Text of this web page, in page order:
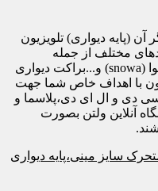
آن (پایه دیواری) تلویزیون
مختلف از جمله
سامسونگ (samsung) و ال جی (lg) اسنوا (snowa) و...براکت دیواری
با اهداف خاص شما جهت
دی و ال ای دی،پلاسما و
آنلاین ولتن بصورت
سایز مینی،پایه دیواری